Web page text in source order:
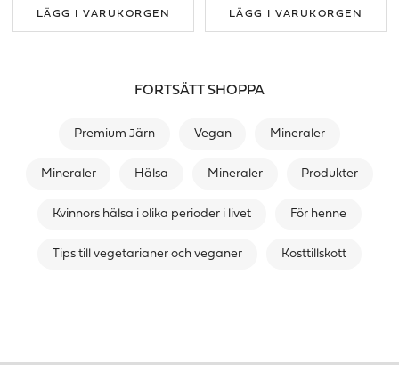
LÄGG I VARUKORGEN LÄGG I VARUKORGEN
FORTSÄTT SHOPPA
Premium Järn Vegan Mineraler
Mineraler Hälsa Mineraler Produkter
Kvinnors hälsa i olika perioder i livet För henne
Tips till vegetarianer och veganer Kosttillskott